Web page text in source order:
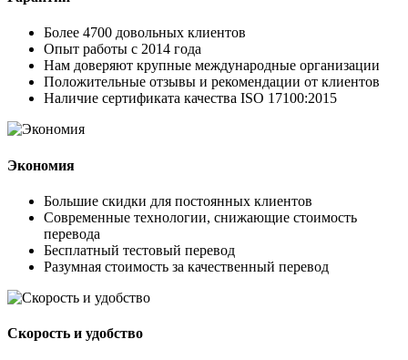
Более 4700 довольных клиентов
Опыт работы с 2014 года
Нам доверяют крупные международные организации
Положительные отзывы и рекомендации от клиентов
Наличие сертификата качества ISO 17100:2015
Экономия
Большие скидки для постоянных клиентов
Современные технологии, снижающие стоимость
перевода
Бесплатный тестовый перевод
Разумная стоимость за качественный перевод
Скорость и удобство